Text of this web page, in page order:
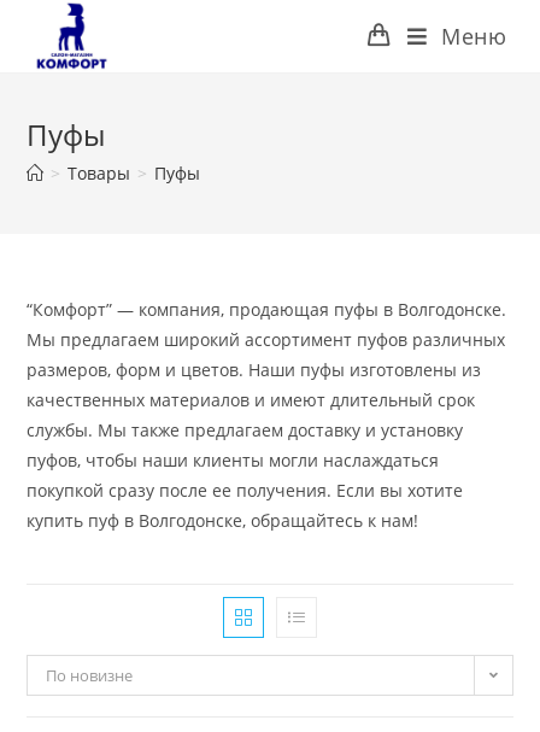
Перейти
содержимому
Меню
Пуфы
> Товары > Пуфы
“Комфорт” — компания, продающая пуфы в Волгодонске.
Мы предлагаем широкий ассортимент пуфов различных
размеров, форм и цветов. Наши пуфы изготовлены из
качественных материалов и имеют длительный срок
службы. Мы также предлагаем доставку и установку
пуфов, чтобы наши клиенты могли наслаждаться
покупкой сразу после ее получения. Если вы хотите
купить пуф в Волгодонске, обращайтесь к нам!
По новизне